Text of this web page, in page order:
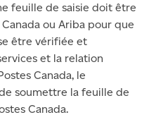
feuille de saisie doit être
ou Ariba pour que
être vérifiée et
et la relation
Canada, le
soumettre la feuille de
Canada.